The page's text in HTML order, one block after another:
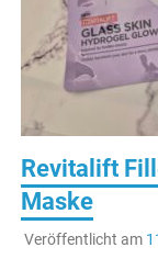
Revitalift
Maske
Veröffentlicht am